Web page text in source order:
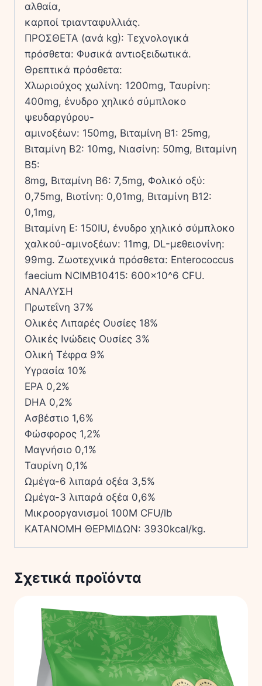
αλθαία,
καρποί τριανταφυλλιάς.
ΠΡΟΣΘΕΤΑ (ανά kg): Τεχνολογικά
πρόσθετα: Φυσικά αντιοξειδωτικά.
Θρεπτικά πρόσθετα:
Χλωριούχος χωλίνη: 1200mg, Ταυρίνη:
400mg, ένυδρο χηλικό σύμπλοκο
ψευδαργύρου-
αμινοξέων: 150mg, Βιταμίνη Β1: 25mg,
Βιταμίνη Β2: 10mg, Νιασίνη: 50mg, Βιταμίνη
Β5:
8mg, Βιταμίνη Β6: 7,5mg, Φολικό οξύ:
0,75mg, Βιοτίνη: 0,01mg, Βιταμίνη Β12:
0,1mg,
Βιταμίνη Ε: 150IU, ένυδρο χηλικό σύμπλοκο
χαλκού-αμινοξέων: 11mg, DL-μεθειονίνη:
99mg. Ζωοτεχνικά πρόσθετα: Enterococcus
faecium NCIMB10415: 600×10^6 CFU.
ΑΝΑΛΥΣΗ
Πρωτεΐνη 37%
Ολικές Λιπαρές Ουσίες 18%
Ολικές Ινώδεις Ουσίες 3%
Ολική Τέφρα 9%
Υγρασία 10%
EPA 0,2%
DHA 0,2%
Ασβέστιο 1,6%
Φώσφορος 1,2%
Μαγνήσιο 0,1%
Ταυρίνη 0,1%
Ωμέγα-6 λιπαρά οξέα 3,5%
Ωμέγα-3 λιπαρά οξέα 0,6%
Μικροοργανισμοί 100Μ CFU/lb
ΚΑΤΑΝΟΜΗ ΘΕΡΜΙΔΩΝ: 3930kcal/kg.
Σχετικά προϊόντα